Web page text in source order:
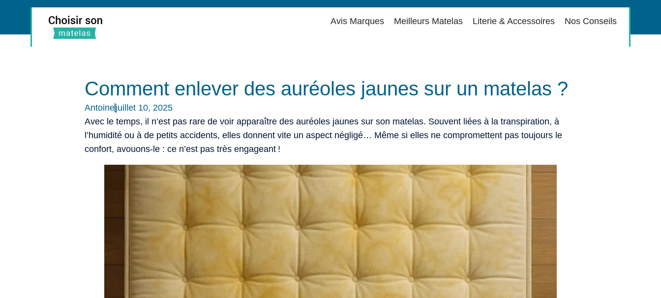
Avis Marques Meilleurs Matelas Literie & Accessoires Nos Conseils
Comment enlever des auréoles jaunes sur un matelas ?
Antoinejuillet 10, 2025
Avec le temps, il n’est pas rare de voir apparaître des auréoles jaunes sur son matelas. Souvent liées à la transpiration, à
l’humidité ou à de petits accidents, elles donnent vite un aspect négligé… Même si elles ne compromettent pas toujours le
confort, avouons-le : ce n’est pas très engageant !